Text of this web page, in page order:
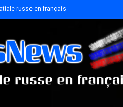
russe en français